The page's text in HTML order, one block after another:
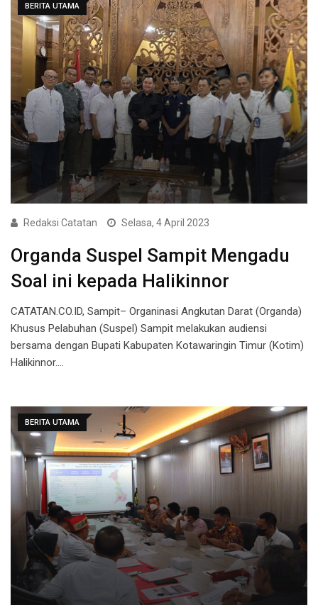
BERITA UTAMA
Redaksi Catatan Selasa, 4 April 2023
Organda Suspel Sampit Mengadu
Soal ini kepada Halikinnor
CATATAN.CO.ID, Sampit– Organinasi Angkutan Darat (Organda)
Khusus Pelabuhan (Suspel) Sampit melakukan audiensi
bersama dengan Bupati Kabupaten Kotawaringin Timur (Kotim)
Halikinnor.…
BERITA UTAMA